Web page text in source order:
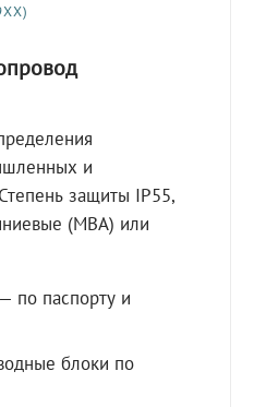
и
защиты IP55,
(МВА) или
по паспорту и
блоки по